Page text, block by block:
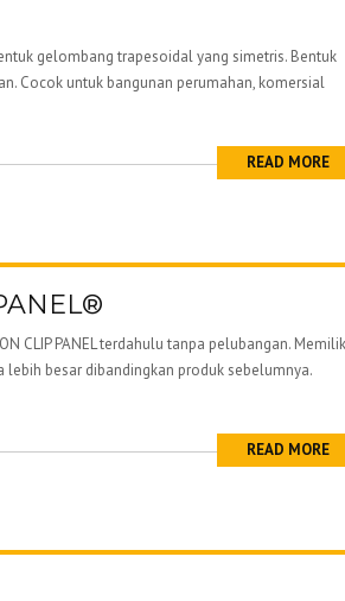
gelombang trapesoidal yang simetris. Bentuk
Cocok untuk bangunan perumahan, komersial
READ MORE
CLIP PANEL terdahulu tanpa pelubangan.
besar dibandingkan produk sebelumnya.
READ MORE